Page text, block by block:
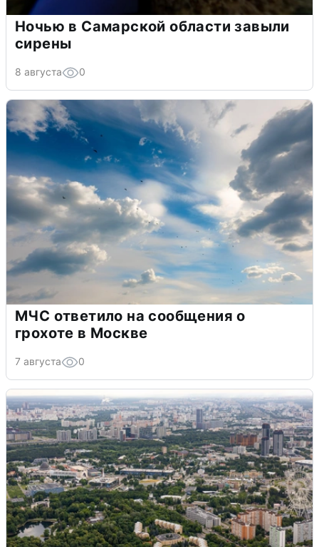
Ночью в Самарской области завыли
сирены
8 августа 0
МЧС ответило на сообщения о
грохоте в Москве
7 августа 0